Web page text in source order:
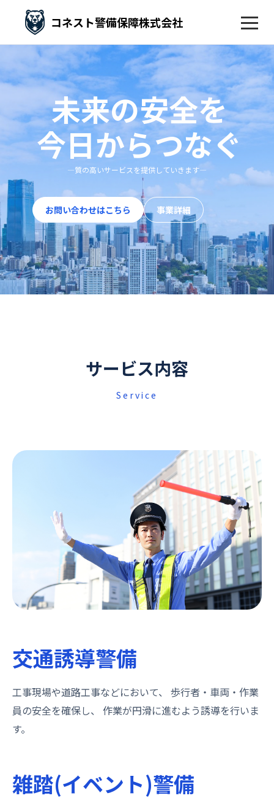
コネスト警備保障株式会社
未来の安全を
今日からつなぐ
—質の高いサービスを提供していきます—
お問い合わせはこちら 事業詳細
サービス内容
Service
交通誘導警備
工事現場や道路工事などにおいて、 歩行者・車両・作業
員の安全を確保し、 作業が円滑に進むよう誘導を行いま
す。
雑踏(イベント)警備